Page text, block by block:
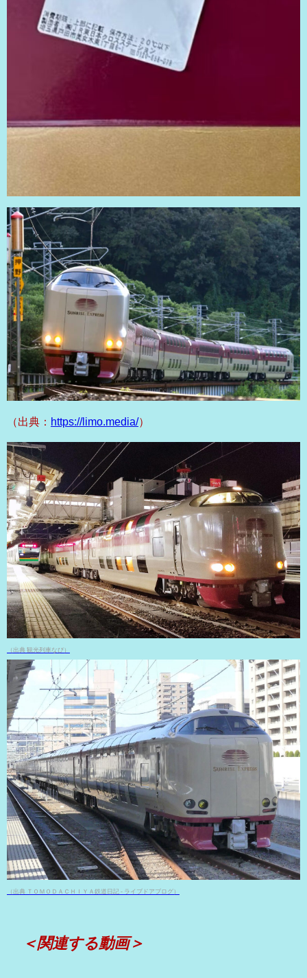
（出典： https://limo.media/）
（出典 観光列車なび）
（出典 ＴＯＭＯＤＡＣＨＩＹＡ鉄道日記 - ライブドアブログ）
＜関連する動画＞